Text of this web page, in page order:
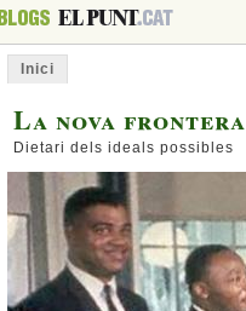
Inici
La nova frontera
Dietari dels ideals possibles